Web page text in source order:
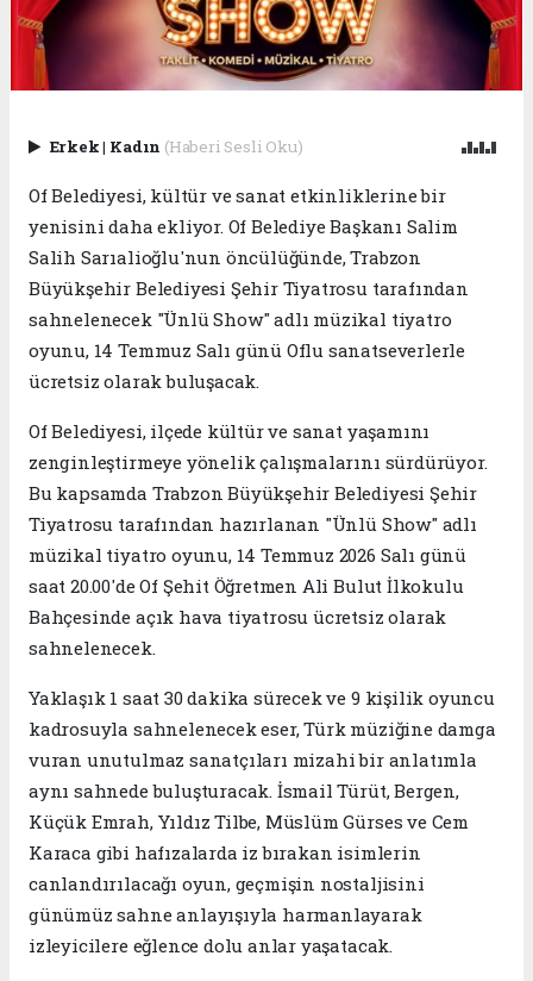
Erkek| Kadın (Haberi Sesli Oku)
Of Belediyesi, kültür ve sanat etkinliklerine bir
yenisini daha ekliyor. Of Belediye Başkanı Salim
Salih Sarıalioğlu'nun öncülüğünde, Trabzon
Büyükşehir Belediyesi Şehir Tiyatrosu tarafından
sahnelenecek "Ünlü Show" adlı müzikal tiyatro
oyunu, 14 Temmuz Salı günü Oflu sanatseverlerle
ücretsiz olarak buluşacak.
Of Belediyesi, ilçede kültür ve sanat yaşamını
zenginleştirmeye yönelik çalışmalarını sürdürüyor.
Bu kapsamda Trabzon Büyükşehir Belediyesi Şehir
Tiyatrosu tarafından hazırlanan "Ünlü Show" adlı
müzikal tiyatro oyunu, 14 Temmuz 2026 Salı günü
saat 20.00'de Of Şehit Öğretmen Ali Bulut İlkokulu
Bahçesinde açık hava tiyatrosu ücretsiz olarak
sahnelenecek.
Yaklaşık 1 saat 30 dakika sürecek ve 9 kişilik oyuncu
kadrosuyla sahnelenecek eser, Türk müziğine damga
vuran unutulmaz sanatçıları mizahi bir anlatımla
aynı sahnede buluşturacak. İsmail Türüt, Bergen,
Küçük Emrah, Yıldız Tilbe, Müslüm Gürses ve Cem
Karaca gibi hafızalarda iz bırakan isimlerin
canlandırılacağı oyun, geçmişin nostaljisini
günümüz sahne anlayışıyla harmanlayarak
izleyicilere eğlence dolu anlar yaşatacak.